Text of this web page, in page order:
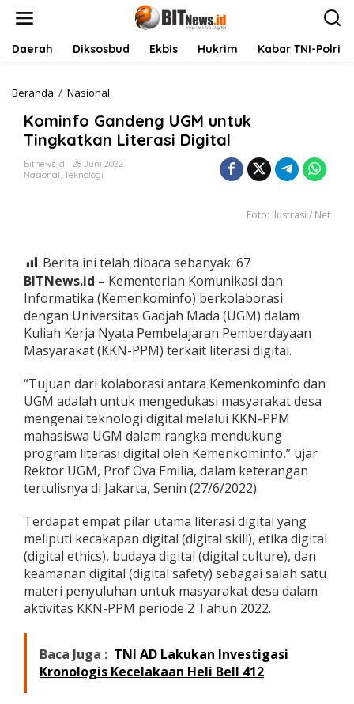
Daerah Diksosbud Ekbis Hukrim Kabar TNI-Polri
Beranda / Nasional
m
i
n
f
n
g
G
M
u
n
k
T
i
n
g
k
a
t
a
n
L
t
e
r
D
i
Kominfo Gandeng UGM untuk
Tingkatkan Literasi Digital
Bitnews.id
28 Juni 2022
Nasional, Teknologi
Foto: Ilustrasi / Net
Berita ini telah dibaca sebanyak: 67
BITNews.id – Kementerian Komunikasi dan
Informatika (Kemenkominfo) berkolaborasi
dengan Universitas Gadjah Mada (UGM) dalam
Kuliah Kerja Nyata Pembelajaran Pemberdayaan
Masyarakat (KKN-PPM) terkait literasi digital.
“Tujuan dari kolaborasi antara Kemenkominfo dan
UGM adalah untuk mengedukasi masyarakat desa
mengenai teknologi digital melalui KKN-PPM
mahasiswa UGM dalam rangka mendukung
program literasi digital oleh Kemenkominfo,” ujar
Rektor UGM, Prof Ova Emilia, dalam keterangan
tertulisnya di Jakarta, Senin (27/6/2022).
Terdapat empat pilar utama literasi digital yang
meliputi kecakapan digital (digital skill), etika digital
(digital ethics), budaya digital (digital culture), dan
keamanan digital (digital safety) sebagai salah satu
materi penyuluhan untuk masyarakat desa dalam
aktivitas KKN-PPM periode 2 Tahun 2022.
Baca Juga : TNI AD Lakukan Investigasi
Kronologis Kecelakaan Heli Bell 412